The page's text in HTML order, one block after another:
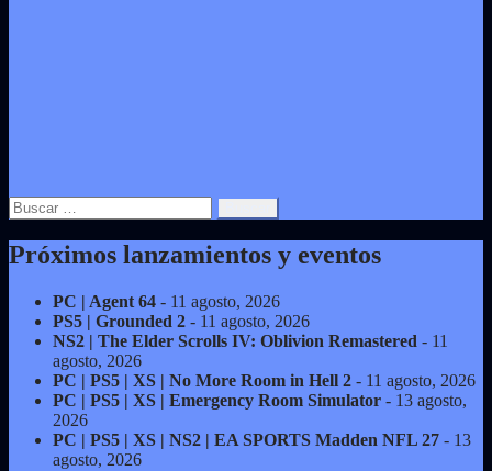
Buscar:
Próximos lanzamientos y eventos
PC | Agent 64 - 11 agosto, 2026
PS5 | Grounded 2 - 11 agosto, 2026
NS2 | The Elder Scrolls IV: Oblivion Remastered - 11
agosto, 2026
PC | PS5 | XS | No More Room in Hell 2 - 11 agosto, 2026
PC | PS5 | XS | Emergency Room Simulator - 13 agosto,
2026
PC | PS5 | XS | NS2 | EA SPORTS Madden NFL 27 - 13
agosto, 2026